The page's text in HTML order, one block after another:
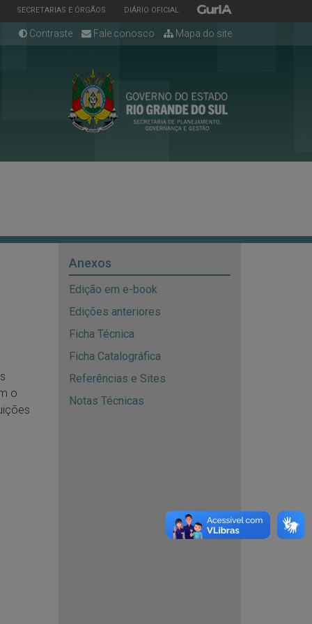
ESTADO
SECRETARIAS E ÓRGÃOS ESTADO
DIÁRIO OFICIAL ESTADO
Contraste Fale conosco Mapa do site
o
Anexos
Edição em e-book
Edições anteriores
Ficha Técnica
Ficha Catalográfica
Referências e Sites
Notas Técnicas